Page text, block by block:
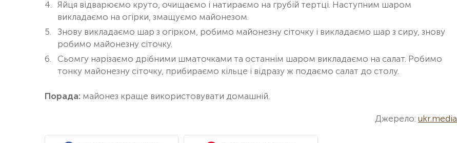
Яйця відварюємо круто, очищаємо і натираємо на грубій тертці. Наступним шаром
викладаємо на огірки, змащуємо майонезом.
Знову викладаємо шар з огірком, робимо майонезну сіточку і викладаємо шар з сиру, знову
робимо майонезну сіточку.
Сьомгу нарізаємо дрібними шматочками та останнім шаром викладаємо на салат. Робимо
тонку майонезну сіточку, прибираємо кільце і відразу ж подаємо салат до столу.
Порада: майонез краще використовувати домашній.
Джерело: ukr.media